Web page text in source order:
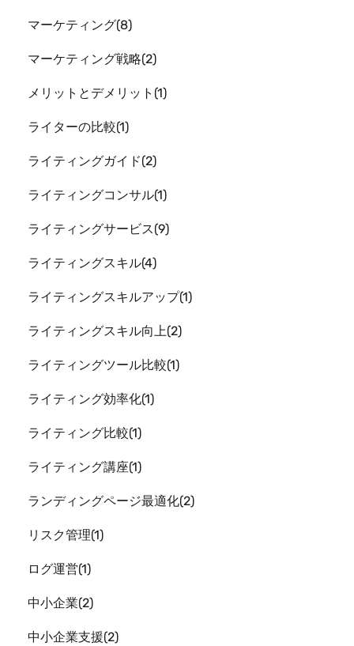
マーケティング 8
マーケティング戦略 2
メリットとデメリット 1
ライターの比較 1
ライティングガイド 2
ライティングコンサル 1
ライティングサービス 9
ライティングスキル 4
ライティングスキルアップ 1
ライティングスキル向上 2
ライティングツール比較 1
ライティング効率化 1
ライティング比較 1
ライティング講座 1
ランディングページ最適化 2
リスク管理 1
ログ運営 1
中小企業 2
中小企業支援 2